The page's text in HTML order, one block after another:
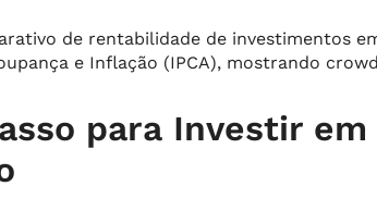
para Investir